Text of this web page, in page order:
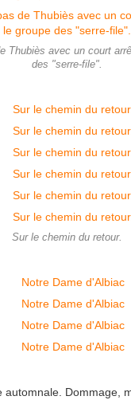
Thubiès avec un court
des "serre-file".
Sur le chemin du retour.
automnale. Dommage,